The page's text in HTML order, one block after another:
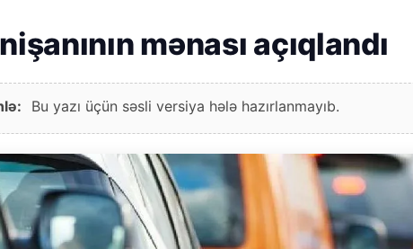
mənası açıqlandı
Bu yazı üçün səsli versiya hələ hazırlanmayıb.